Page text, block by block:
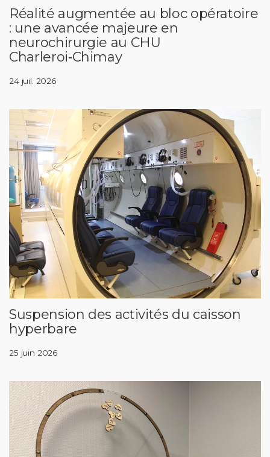
Réalité augmentée au bloc opératoire
: une avancée majeure en
neurochirurgie au CHU
Charleroi‑Chimay
24 juil. 2026
Suspension des activités du caisson
hyperbare
25 juin 2026